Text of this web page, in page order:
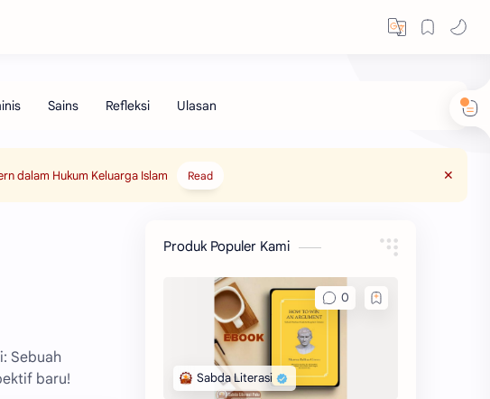
dalam Hukum Keluarga Islam Read
Sebuah
baru!
Produk Populer Kami